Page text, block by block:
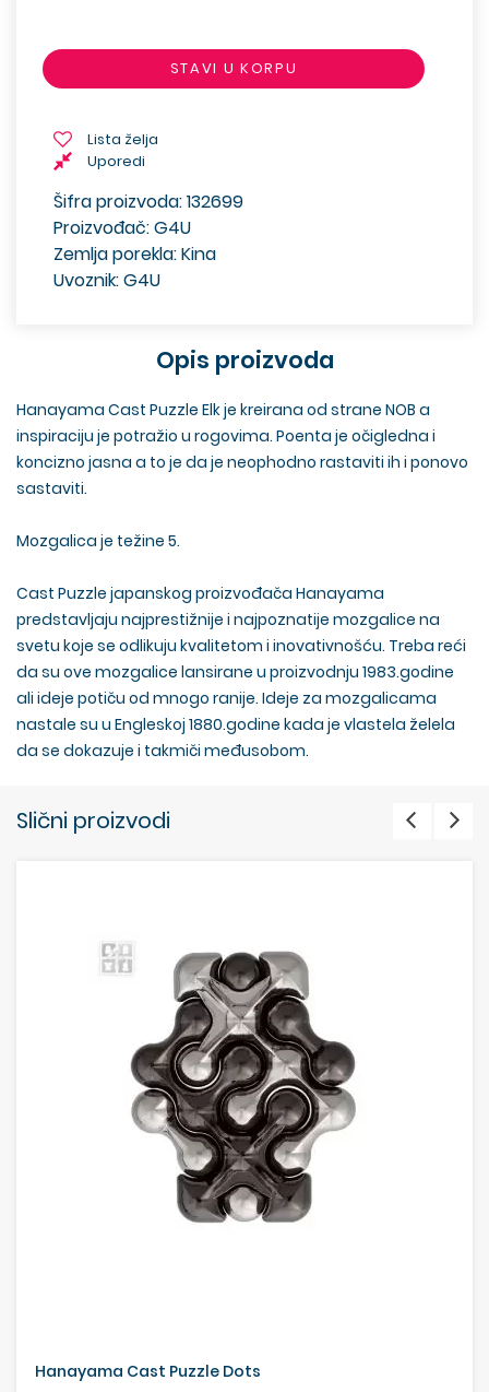
STAVI U KORPU
Lista želja
Uporedi
Šifra proizvoda: 132699
Proizvođač: G4U
Zemlja porekla: Kina
Uvoznik: G4U
Opis proizvoda
Hanayama Cast Puzzle Elk je kreirana od strane NOB a
inspiraciju je potražio u rogovima. Poenta je očigledna i
koncizno jasna a to je da je neophodno rastaviti ih i ponovo
sastaviti.
Mozgalica je težine 5.
Cast Puzzle japanskog proizvođača Hanayama
predstavljaju najprestižnije i najpoznatije mozgalice na
svetu koje se odlikuju kvalitetom i inovativnošću. Treba reći
da su ove mozgalice lansirane u proizvodnju 1983.godine
ali ideje potiču od mnogo ranije. Ideje za mozgalicama
nastale su u Engleskoj 1880.godine kada je vlastela želela
da se dokazuje i takmiči međusobom.
Slični proizvodi
Hanayama Cast Puzzle Dots